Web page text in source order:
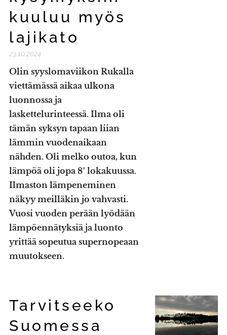
kuuluu myös
lajikato
23.10.2024
Olin syyslomaviikon Rukalla
viettämässä aikaa ulkona
luonnossa ja
laskettelurinteessä. Ilma oli
tämän syksyn tapaan liian
lämmin vuodenaikaan
nähden. Oli melko outoa, kun
lämpöä oli jopa 8° lokakuussa.
Ilmaston lämpeneminen
näkyy meilläkin jo vahvasti.
Vuosi vuoden perään lyödään
lämpöennätyksiä ja luonto
yrittää sopeutua supernopeaan
muutokseen.
Tarvitseeko
Suomessa